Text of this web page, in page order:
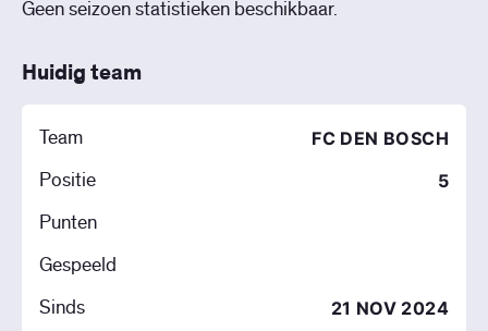
Geen seizoen statistieken beschikbaar.
Huidig team
Team FC DEN BOSCH
Positie 5
Punten
Gespeeld
Sinds
21 NOV 2024